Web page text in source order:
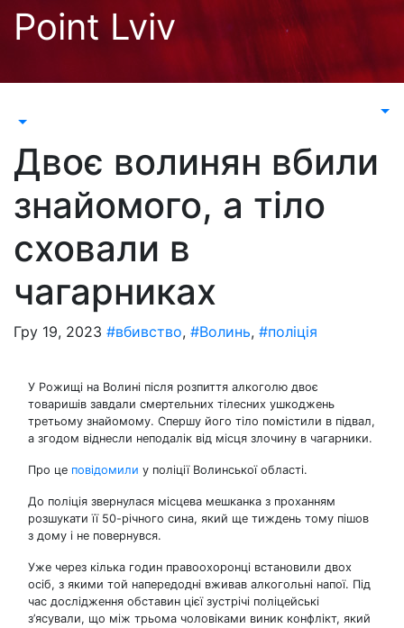
Перейти
Point Lviv
Двоє волинян вбили
знайомого, а тіло
сховали в
чагарниках
Гру 19, 2023 #вбивство, #Волинь, #поліція
У Рожищі на Волині після розпиття алкоголю двоє
товаришів завдали смертельних тілесних ушкоджень
третьому знайомому. Спершу його тіло помістили в підвал,
а згодом віднесли неподалік від місця злочину в чагарники.
Про це повідомили у поліції Волинської області.
До поліція звернулася місцева мешканка з проханням
розшукати її 50-річного сина, який ще тиждень тому пішов
з дому і не повернувся.
Уже через кілька годин правоохоронці встановили двох
осіб, з якими той напередодні вживав алкогольні напої. Під
час дослідження обставин цієї зустрічі поліцейські
з’ясували, що між трьома чоловіками виник конфлікт, який